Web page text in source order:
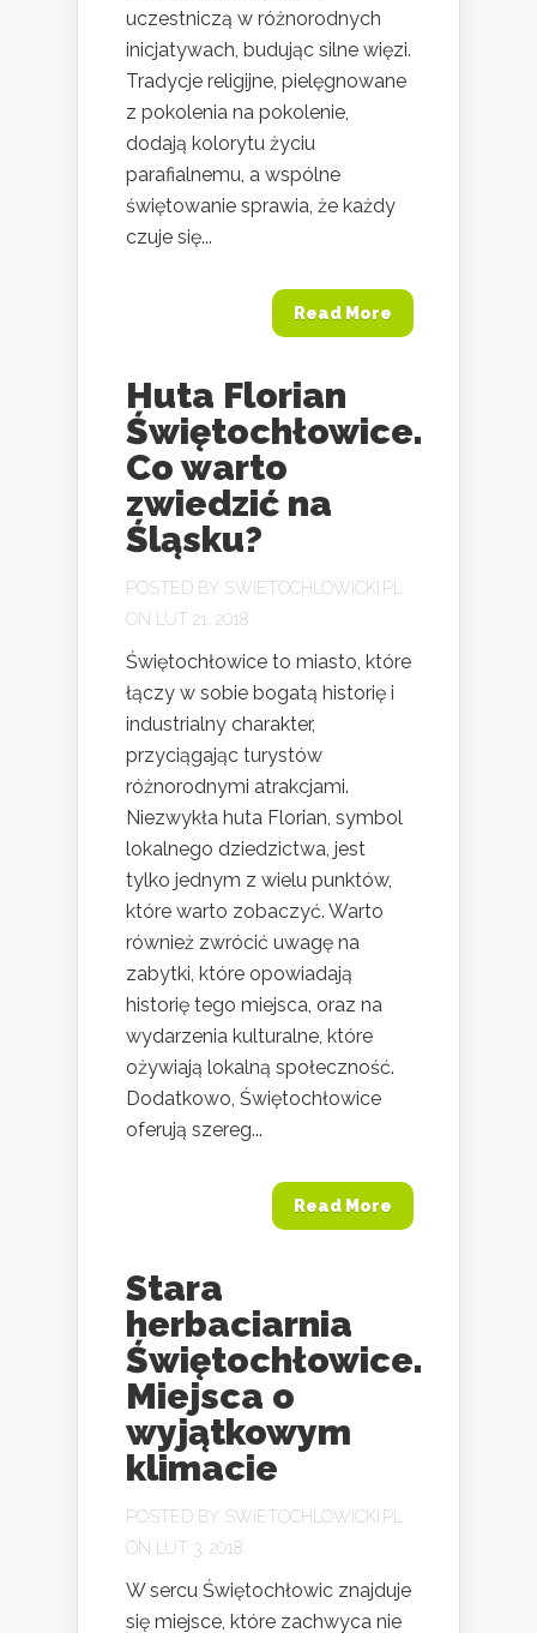
uczestniczą w różnorodnych
inicjatywach, budując silne więzi.
Tradycje religijne, pielęgnowane
z pokolenia na pokolenie,
dodają kolorytu życiu
parafialnemu, a wspólne
świętowanie sprawia, że każdy
czuje się...
Read More
Huta Florian
Świętochłowice.
Co warto
zwiedzić na
Śląsku?
POSTED BY SWIETOCHLOWICKI.PL
ON LUT 21, 2018
Świętochłowice to miasto, które
łączy w sobie bogatą historię i
industrialny charakter,
przyciągając turystów
różnorodnymi atrakcjami.
Niezwykła huta Florian, symbol
lokalnego dziedzictwa, jest
tylko jednym z wielu punktów,
które warto zobaczyć. Warto
również zwrócić uwagę na
zabytki, które opowiadają
historię tego miejsca, oraz na
wydarzenia kulturalne, które
ożywiają lokalną społeczność.
Dodatkowo, Świętochłowice
oferują szereg...
Read More
Stara
herbaciarnia
Świętochłowice.
Miejsca o
wyjątkowym
klimacie
POSTED BY SWIETOCHLOWICKI.PL
ON LUT 3, 2018
W sercu Świętochłowic znajduje
się miejsce, które zachwyca nie